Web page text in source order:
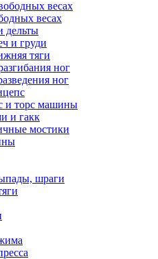
весах
дельты
и груди
тяги
ног
ног
и торс машины
и гакк
мостики
шраги